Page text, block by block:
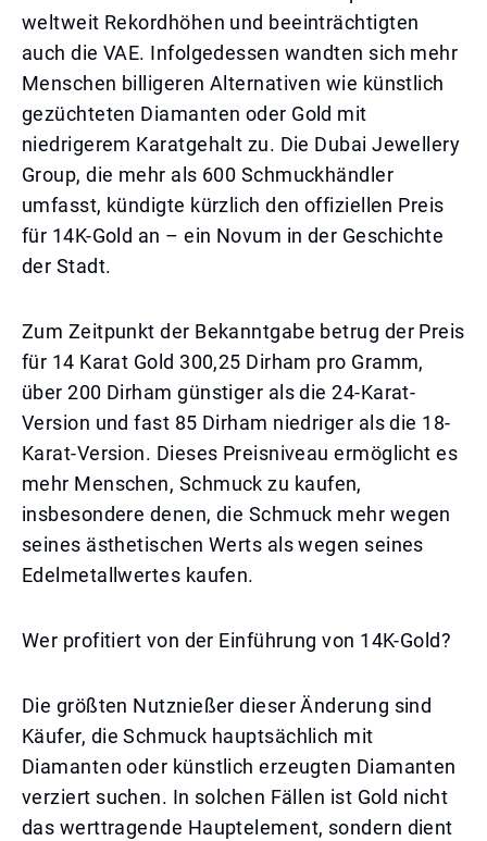
weltweit Rekordhöhen und beeinträchtigten
auch die VAE. Infolgedessen wandten sich mehr
Menschen billigeren Alternativen wie künstlich
gezüchteten Diamanten oder Gold mit
niedrigerem Karatgehalt zu. Die Dubai Jewellery
Group, die mehr als 600 Schmuckhändler
umfasst, kündigte kürzlich den offiziellen Preis
für 14K-Gold an – ein Novum in der Geschichte
der Stadt.
Zum Zeitpunkt der Bekanntgabe betrug der Preis
für 14 Karat Gold 300,25 Dirham pro Gramm,
über 200 Dirham günstiger als die 24-Karat-
Version und fast 85 Dirham niedriger als die 18-
Karat-Version. Dieses Preisniveau ermöglicht es
mehr Menschen, Schmuck zu kaufen,
insbesondere denen, die Schmuck mehr wegen
seines ästhetischen Werts als wegen seines
Edelmetallwertes kaufen.
Wer profitiert von der Einführung von 14K-Gold?
Die größten Nutznießer dieser Änderung sind
Käufer, die Schmuck hauptsächlich mit
Diamanten oder künstlich erzeugten Diamanten
verziert suchen. In solchen Fällen ist Gold nicht
das werttragende Hauptelement, sondern dient